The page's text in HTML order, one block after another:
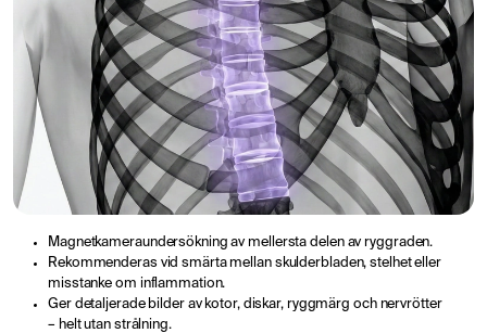
Magnetkameraundersökning av mellersta delen av ryggraden.
Rekommenderas vid smärta mellan skulderbladen, stelhet eller
misstanke om inflammation.
Ger detaljerade bilder av kotor, diskar, ryggmärg och nervrötter
– helt utan strålning.